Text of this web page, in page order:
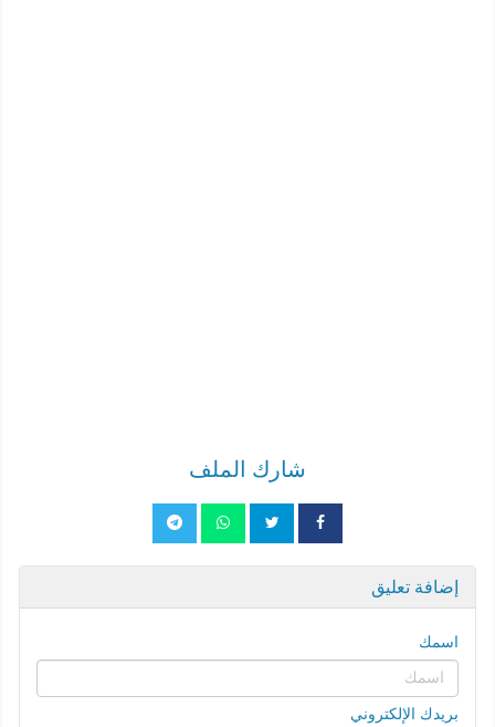
شارك الملف
إضافة تعليق
اسمك
بريدك الإلكتروني